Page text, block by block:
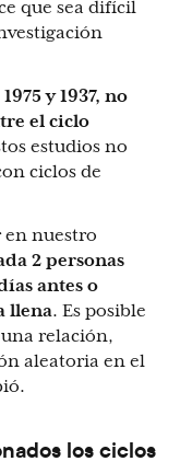
que sea difícil
y 1937, no
el ciclo
estudios no
ciclos de
en nuestro
2 personas
antes o
llena. Es posible
relación,
aleatoria en el
los ciclos